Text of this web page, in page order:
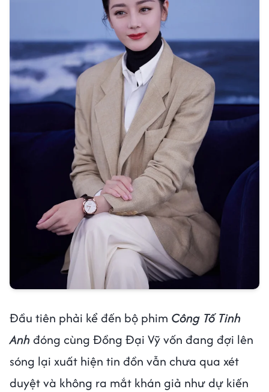
Đầu tiên phải kể đến bộ phim Công Tố Tinh
Anh đóng cùng Đồng Đại Vỹ vốn đang đợi lên
sóng lại xuất hiện tin đồn vẫn chưa qua xét
duyệt và không ra mắt khán giả như dự kiến